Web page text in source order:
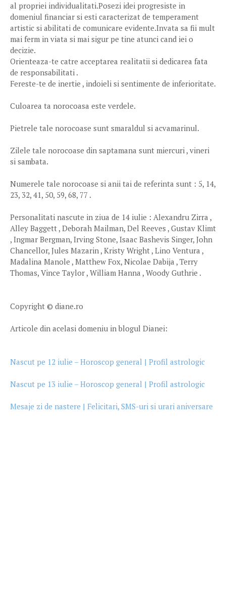
al propriei individualitati.Posezi idei progresiste in
domeniul financiar si esti caracterizat de temperament
artistic si abilitati de comunicare evidente.Invata sa fii mult
mai ferm in viata si mai sigur pe tine atunci cand iei o
decizie.
Orienteaza-te catre acceptarea realitatii si dedicarea fata
de responsabilitati .
Fereste-te de inertie , indoieli si sentimente de inferioritate.
Culoarea ta norocoasa este verdele.
Pietrele tale norocoase sunt smaraldul si acvamarinul.
Zilele tale norocoase din saptamana sunt miercuri , vineri
si sambata.
Numerele tale norocoase si anii tai de referinta sunt : 5, 14,
23, 32, 41, 50, 59, 68, 77 .
Personalitati nascute in ziua de 14 iulie : Alexandru Zirra ,
Alley Baggett , Deborah Mailman, Del Reeves , Gustav Klimt
, Ingmar Bergman, Irving Stone, Isaac Bashevis Singer, John
Chancellor, Jules Mazarin , Kristy Wright , Lino Ventura ,
Madalina Manole , Matthew Fox, Nicolae Dabija , Terry
Thomas, Vince Taylor , William Hanna , Woody Guthrie .
Copyright © diane.ro
Articole din acelasi domeniu in blogul Dianei:
Nascut pe 12 iulie – Horoscop general | Profil astrologic
Nascut pe 13 iulie – Horoscop general | Profil astrologic
Mesaje zi de nastere | Felicitari, SMS-uri si urari aniversare